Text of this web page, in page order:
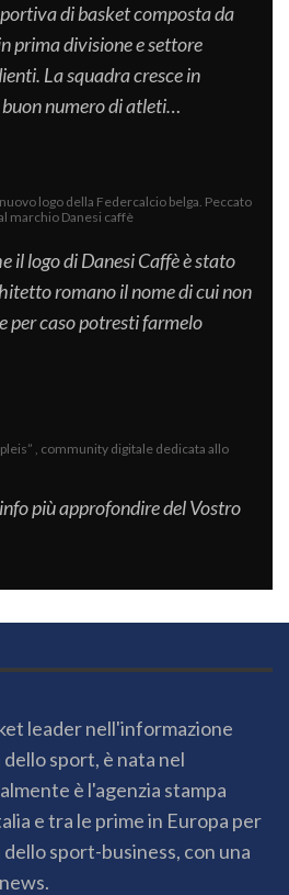
di basket composta da
prima divisione e settore
La squadra cresce in
numero di atleti…
logo della Federcalcio belga. Peccato
marchio Danesi caffè
il logo di Danesi Caffè è stato
romano il nome di cui non
per caso potresti farmelo
, community digitale dedicata allo
più approfondire del Vostro
leader nell'informazione
sport, è nata nel
è l'agenzia stampa
e tra le prime in Europa per
sport-business, con una